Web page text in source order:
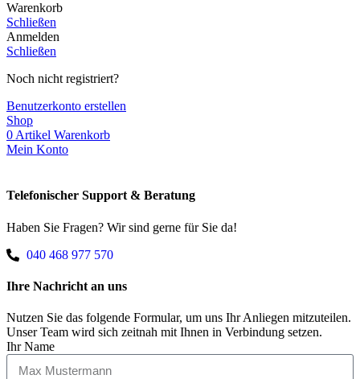
Warenkorb
Schließen
Anmelden
Schließen
Noch nicht registriert?
Benutzerkonto erstellen
Shop
0 Artikel Warenkorb
Mein Konto
Telefonischer Support & Beratung
Haben Sie Fragen? Wir sind gerne für Sie da!
040 468 977 570
Ihre Nachricht an uns
Nutzen Sie das folgende Formular, um uns Ihr Anliegen mitzuteilen.
Unser Team wird sich zeitnah mit Ihnen in Verbindung setzen.
Ihr Name